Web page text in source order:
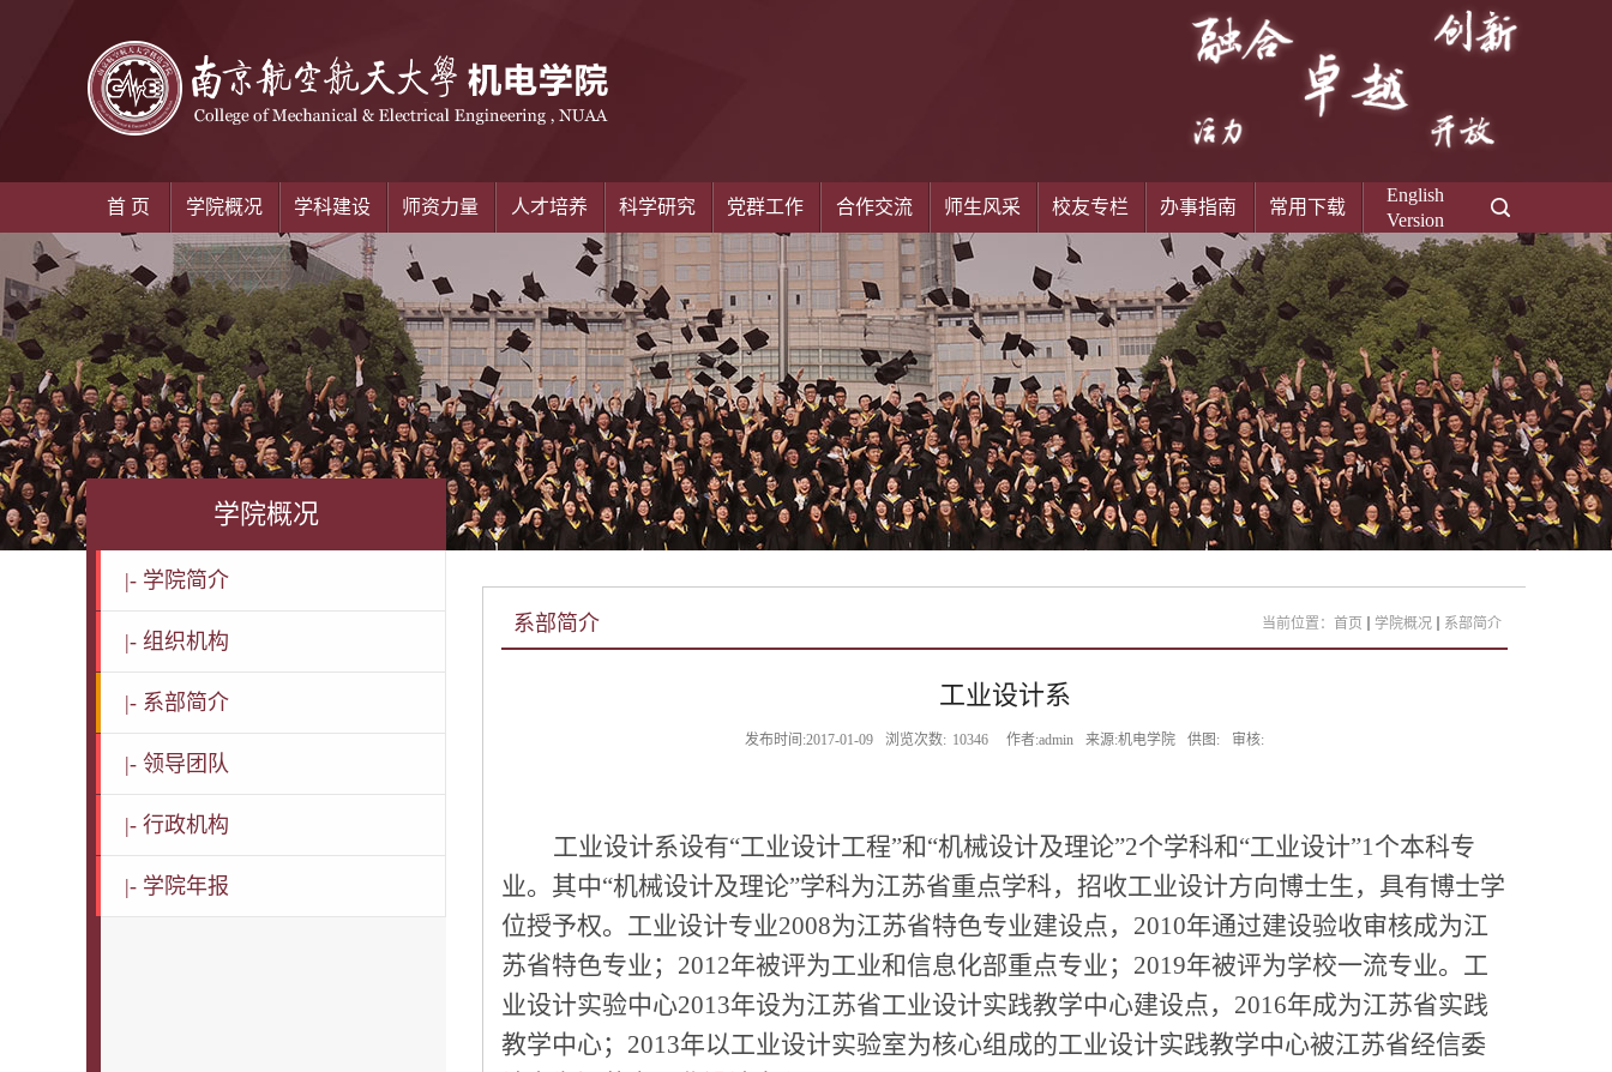
首 页 学院概况 学科建设 师资力量 人才培养 科学研究 党群工作 合作交流 师生风采 校友专栏 办事指南 常用下载
English
Version
学院概况
|- 学院简介
|- 组织机构
|- 系部简介
|- 领导团队
|- 行政机构
|- 学院年报
系部简介 当前位置： 首页 学院概况 系部简介
工业设计系
发布时间:2017-01-09 浏览次数: 10346 作者:admin 来源:机电学院 供图: 审核:
工业设计系设有“工业设计工程”和“机械设计及理论”2个学科和“工业设计”1个本科专
业。其中“机械设计及理论”学科为江苏省重点学科，招收工业设计方向博士生，具有博士学
位授予权。工业设计专业2008为江苏省特色专业建设点， 2010年通过建设验收审核成为江
苏省特色专业； 2012年被评为工业和信息化部重点专业； 2019年被评为学校一流专业。 工
业设计实验中心2013年设为江苏省工业设计实践教学中心建设点， 2016年成为江苏省实践
教学中心； 2013年以工业设计实验室为核心组成的工业设计实践教学中心被江苏省经信委